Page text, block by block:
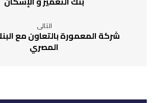
التالى
شركة المعمورة بالتعاون مع
المصري